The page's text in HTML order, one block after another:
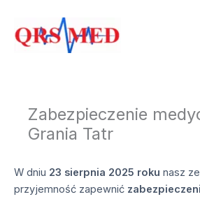
treści
Zabezpieczenie
Grania Tatr
W dniu 23 sierpnia 2025 roku nasz
przyjemność zapewnić